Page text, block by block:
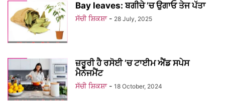
Bay leaves: ਬਗੀਚੇ ’ਚ ਉਗਾਓ ਤੇਜ ਪੱਤਾ
ਸੱਚੀ ਸ਼ਿਕਸ਼ਾ - 28 July, 2025
ਜ਼ਰੂਰੀ ਹੈ ਰਸੋਈ ’ਚ ਟਾਈਮ ਐਂਡ ਸਪੇਸ
ਮੈਨੇਜਮੈਂਟ
ਸੱਚੀ ਸ਼ਿਕਸ਼ਾ - 18 October, 2024